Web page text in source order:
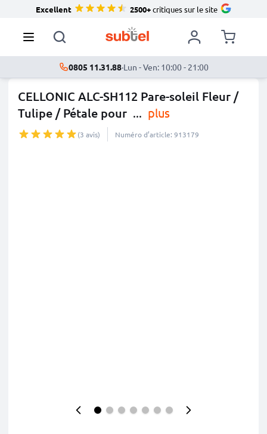
Excellent 2500+critiques sur le site
0805 11.31.88·Lun - Ven: 10:00 - 21:00
CELLONIC ALC-SH112 Pare-soleil Fleur /
Tulipe / Pétale pour ... plus
(3 avis) Numéro d’article: 913179